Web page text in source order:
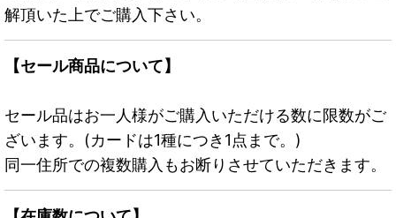
解頂いた上でご購入下さい。
【セール商品について】
セール品はお一人様がご購入いただける数に限数がご
ざいます。(カードは1種につき1点まで。)
同一住所での複数購入もお断りさせていただきます。